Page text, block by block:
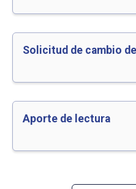
Solicitud de cambio
Aporte de lectura